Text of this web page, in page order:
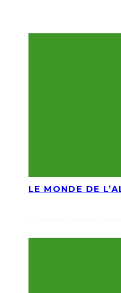
LE MONDE DE